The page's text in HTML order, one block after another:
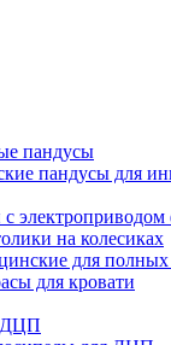
пандусы
пандусы для
с
на колесиках
для
для кровати
ДЦП